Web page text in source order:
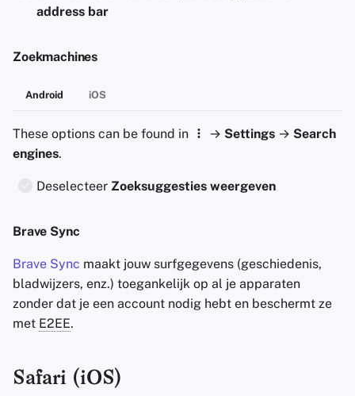
address bar
Zoekmachines
Android iOS
These options can be found in → Settings → Search
engines.
Deselecteer Zoeksuggesties weergeven
Brave Sync
Brave Sync maakt jouw surfgegevens (geschiedenis,
bladwijzers, enz.) toegankelijk op al je apparaten
zonder dat je een account nodig hebt en beschermt ze
met E2EE.
Safari (iOS)